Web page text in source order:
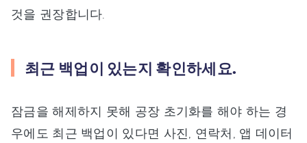
것을 권장합니다.
최근 백업이 있는지 확인하세요.
잠금을 해제하지 못해 공장 초기화를 해야 하는 경
우에도 최근 백업이 있다면 사진, 연락처, 앱 데이터